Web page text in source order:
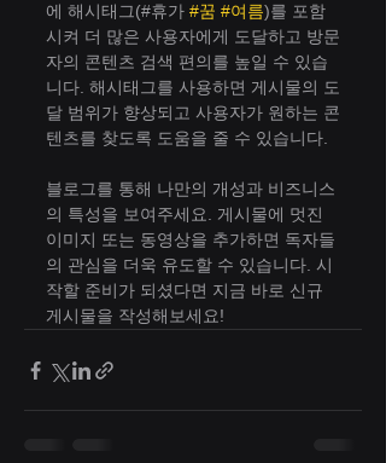
에 해시태그(#휴가 #꿈 #여름)를 포함
시켜 더 많은 사용자에게 도달하고 방문
자의 콘텐츠 검색 편의를 높일 수 있습
니다. 해시태그를 사용하면 게시물의 도
달 범위가 향상되고 사용자가 원하는 콘
텐츠를 찾도록 도움을 줄 수 있습니다.
블로그를 통해 나만의 개성과 비즈니스
의 특성을 보여주세요. 게시물에 멋진
이미지 또는 동영상을 추가하면 독자들
의 관심을 더욱 유도할 수 있습니다. 시
작할 준비가 되셨다면 지금 바로 신규
게시물을 작성해보세요!